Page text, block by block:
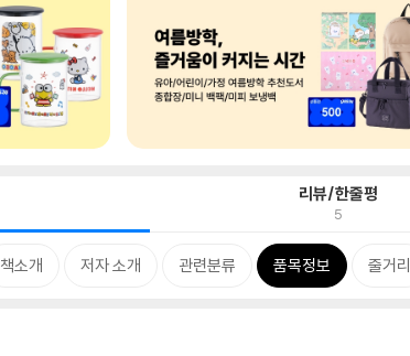
리뷰/한줄평
5
책소개 저자 소개 관련분류 품목정보 줄거리